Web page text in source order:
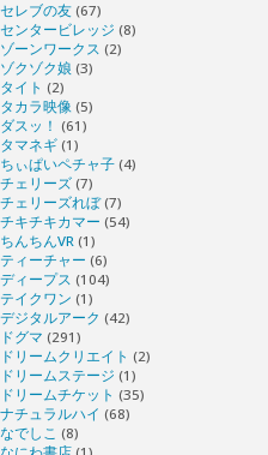
セレブの友 (67)
センタービレッジ (8)
ゾーンワークス (2)
ゾクゾク娘 (3)
タイト (2)
タカラ映像 (5)
ダスッ！ (61)
タマネギ (1)
ちぃぱいペチャ子 (4)
チェリーズ (7)
チェリーズれぼ(7)
チキチキカマー (54)
ちんちんVR (1)
ティーチャー (6)
ディープス (104)
テイクワン (1)
デジタルアーク (42)
ドグマ (291)
ドリームクリエイト (2)
ドリームステージ (1)
ドリームチケット (35)
ナチュラルハイ (68)
なでしこ (8)